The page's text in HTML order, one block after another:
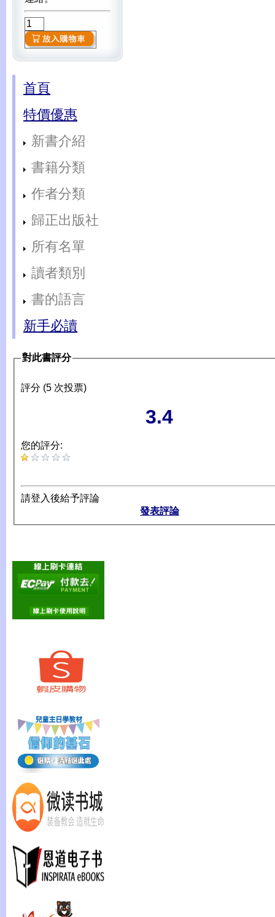
首頁
特價優惠
新書介紹
書籍分類
作者分類
歸正出版社
所有名單
讀者類別
書的語言
新手必讀
對此書評分
評分 (5 次投票)
3.4
您的評分:
請登入後給予評論
發表評論